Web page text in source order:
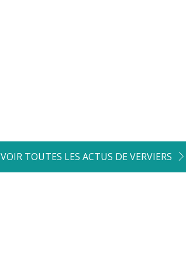
VOIR TOUTES LES ACTUS DE VERVIERS